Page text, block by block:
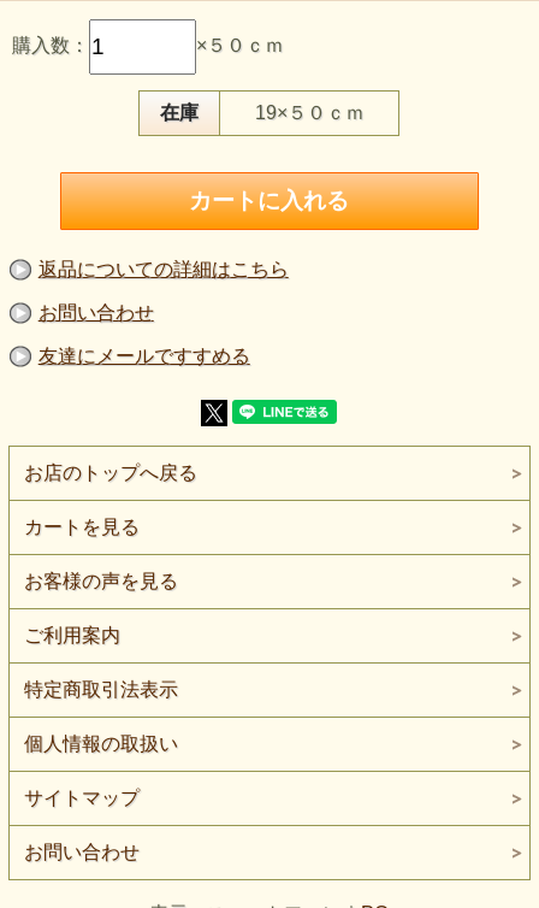
この生地のおすすめポイント
・タテヨコによく伸びる2WAYストレッチで、身体の動きに
しなやかになじみます。
・普通～やや薄手で、スリムパンツ、タイトスカート、スポ
ーツウェアに使いやすい素材です。
・なめらかな表面の濃いグレイで、黒より少しやわらかな印
・160cm巾の広幅で、パンツ、ワンピース、舞台・ダンス衣
装にも用尺を考えやすい生地です。
・フィット感のある服や、動きの大きい作品に伸縮性を活か
せます。
【品 番】m1946
【商品名】２WAYハイテンションニット生地 濃いグレイ
【価 格】450円＋消費税
【素 材】ナイロン：88％、ポリウレタン：12％
【生地幅】160cm巾
【販売単位】50cm単位になります。
【生地の伸び】タテヨコによく伸びます（2WAYストレッ
伸縮性の高い風合いです
【特 徴】タテヨコによく伸びる動きやすさがあり、スリム
パンツ、タイトスカート、スポーツウェア、舞台・ダンス衣
装などに向くハイテンションニットです
【ボタンの大きさ】比較用ボタン直径は約2cmです。
タテヨコによく伸びる動きやすさと、なめらかな濃いグレイ
の表情を持つハイテンションニットです。
スリムパンツ、タイトスカート、スポーツウェア、舞台・ダ
ンス衣装など、フィット感と動きやすさを活かす作品に向い
ています。
ナイロンを88％、ポリウレタンを12％含み、タテヨコの両
追従しやすく、身体へ沿うパンツや衣装にも使いやすい素材
です。
一般的なヨコ伸びだけのニットより、動きの方向を選びにく
い点が特徴です。
厚みは普通～やや薄手です。
厚手のパンツ地ほど輪郭を強く保つ素材ではありませんが、
軽さと伸びを活かしたスリムパンツ、レギンスパンツ、タイ
トスカートなどに向いています。
購入数： ×５０ｃｍ
在庫 19×５０ｃｍ
返品についての詳細はこちら
お問い合わせ
友達にメールですすめる
お店のトップへ戻る
カートを見る
お客様の声を見る
ご利用案内
特定商取引法表示
個人情報の取扱い
サイトマップ
お問い合わせ